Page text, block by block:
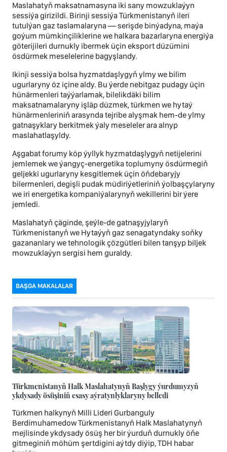
Maslahatyň maksatnamasyna iki sany mowzuklaýyn
sessiýa girizildi. Birinji sessiýa Türkmenistanyň ileri
tutulýan gaz taslamalaryna — serişde binýadyna, maýa
goýum mümkinçiliklerine we halkara bazarlaryna energiýa
göterijileri durnukly ibermek üçin eksport düzümini
ösdürmek meselelerine bagyşlandy.
Ikinji sessiýa bolsa hyzmatdaşlygyň ylmy we bilim
ugurlaryny öz içine aldy. Bu ýerde nebitgaz pudagy üçin
hünärmenleri taýýarlamak, bilelikdäki bilim
maksatnamalaryny işläp düzmek, türkmen we hytaý
hünärmenleriniň arasynda tejribe alyşmak hem-de ylmy
gatnaşyklary berkitmek ýaly meseleler ara alnyp
maslahatlaşyldy.
Aşgabat forumy köp ýyllyk hyzmatdaşlygyň netijelerini
jemlemek we ýangyç-energetika toplumyny ösdürmegiň
geljekki ugurlaryny kesgitlemek üçin öňdebaryjy
bilermenleri, degişli pudak müdiriýetleriniň ýolbaşçylaryny
we iri energetika kompaniýalarynyň wekillerini bir ýere
jemledi.
Maslahatyň çäginde, şeýle-de gatnaşyjylaryň
Türkmenistanyň we Hytaýyň gaz senagatyndaky soňky
gazananlary we tehnologik çözgütleri bilen tanşyp biljek
mowzuklaýyn sergisi hem guraldy.
BAŞGA MAKALALAR
Türkmenistanyň Halk Maslahatynyň Başlygy ýurdumyzyň
ykdysady ösüşiniň esasy aýratynlyklaryny belledi
Türkmen halkynyň Milli Lideri Gurbanguly
Berdimuhamedow Türkmenistanyň Halk Maslahatynyň
mejlisinde ykdysady ösüş her bir ýurduň durnukly öňe
gitmeginiň möhüm şertdigini aýtdy diýip, TDH habar